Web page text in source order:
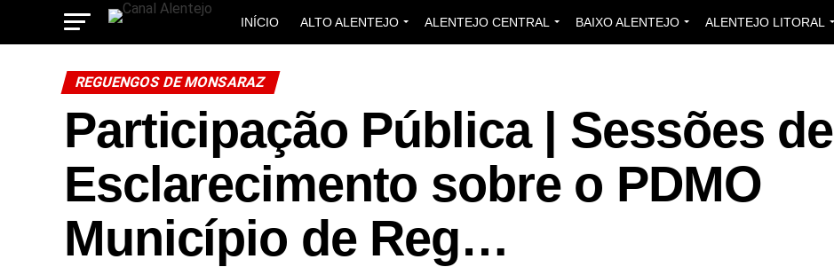
INÍCIO ALTO ALENTEJO ALENTEJO CENTRAL BAIXO ALENTEJO ALENTEJO LITORAL
MUNICÍPIOS
REGUENGOS DE MONSARAZ
Participação Pública | Sessões de
Esclarecimento sobre o PDMO
Município de Reg…